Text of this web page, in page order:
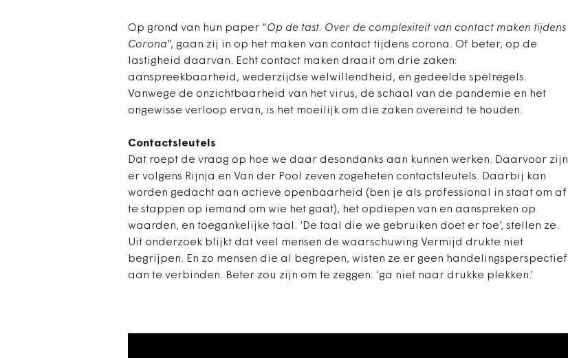
Op grond van hun paper “Op de tast. Over de complexiteit van contact maken tijdens
Corona”, gaan zij in op het maken van contact tijdens corona. Of beter, op de
lastigheid daarvan. Echt contact maken draait om drie zaken:
aanspreekbaarheid, wederzijdse welwillendheid, en gedeelde spelregels.
Vanwege de onzichtbaarheid van het virus, de schaal van de pandemie en het
ongewisse verloop ervan, is het moeilijk om die zaken overeind te houden.
Contactsleutels
Dat roept de vraag op hoe we daar desondanks aan kunnen werken. Daarvoor zijn
er volgens Rijnja en Van der Pool zeven zogeheten contactsleutels. Daarbij kan
worden gedacht aan actieve openbaarheid (ben je als professional in staat om af
te stappen op iemand om wie het gaat), het opdiepen van en aanspreken op
waarden, en toegankelijke taal. ‘De taal die we gebruiken doet er toe’, stellen ze.
Uit onderzoek blijkt dat veel mensen de waarschuwing Vermijd drukte niet
begrijpen. En zo mensen die al begrepen, wisten ze er geen handelingsperspectief
aan te verbinden. Beter zou zijn om te zeggen: ‘ga niet naar drukke plekken.’